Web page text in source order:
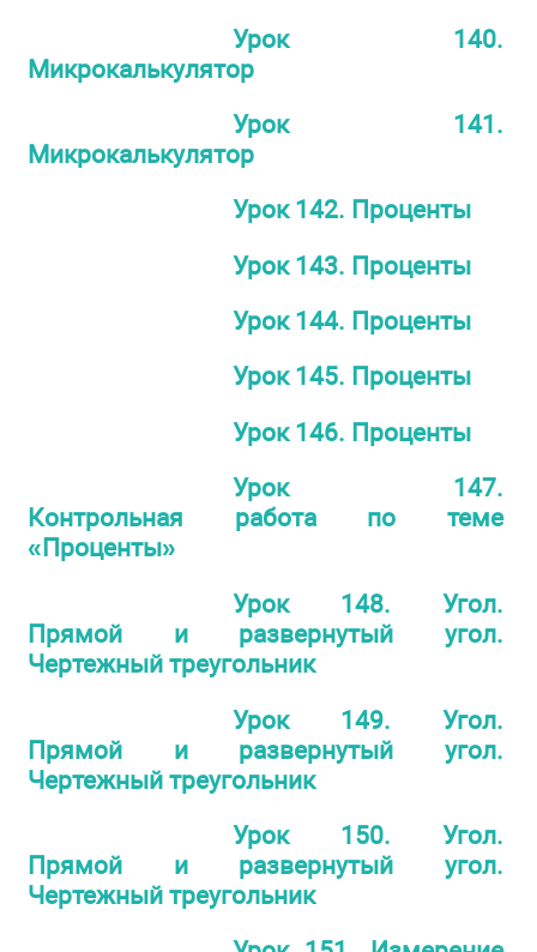
Урок 140.
Микрокалькулятор
Урок 141.
Микрокалькулятор
Урок 142. Проценты
Урок 143. Проценты
Урок 144. Проценты
Урок 145. Проценты
Урок 146. Проценты
Урок 147.
Контрольная работа по теме
«Проценты»
Урок 148. Угол.
Прямой и развернутый угол.
Чертежный треугольник
Урок 149. Угол.
Прямой и развернутый угол.
Чертежный треугольник
Урок 150. Угол.
Прямой и развернутый угол.
Чертежный треугольник